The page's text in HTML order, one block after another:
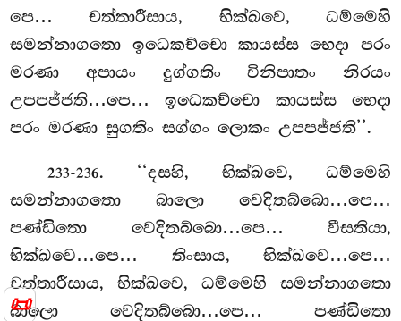
📜
පෙ… චත්තාරීසාය, භික්ඛවෙ, ධම්මෙහි
සමන්නාගතො ඉධෙකච්චො කායස්ස භෙදා පරං
මරණා අපායං දුග්ගතිං විනිපාතං නිරයං
උපපජ්ජති…පෙ… ඉධෙකච්චො කායස්ස භෙදා
පරං මරණා සුගතිං සග්ගං ලොකං උපපජ්ජති’’.
233-236. ‘‘දසහි, භික්ඛවෙ, ධම්මෙහි
සමන්නාගතො බාලො වෙදිතබ්බො…පෙ…
පණ්ඩිතො වෙදිතබ්බො…පෙ… වීසතියා,
භික්ඛවෙ…පෙ… තිංසාය, භික්ඛවෙ…පෙ…
චත්තාරීසාය, භික්ඛවෙ, ධම්මෙහි සමන්නාගතො
බාලො වෙදිතබ්බො…පෙ… පණ්ඩිතො